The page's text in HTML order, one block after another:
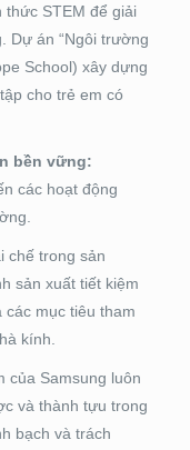
thức STEM để giải
Dự án “Ngôi trường
School) xây dựng
cho trẻ em có
bền vững:
các hoạt động
chế trong sản
sản xuất tiết kiệm
mục tiêu tham
kính.
của Samsung luôn
và thành tựu trong
bạch và trách